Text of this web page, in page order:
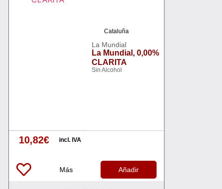
Cataluña
La Mundial
La Mundial, 0,00%
CLARITA
Sin Alcohol
10,82€ incl. IVA
Más Añadir